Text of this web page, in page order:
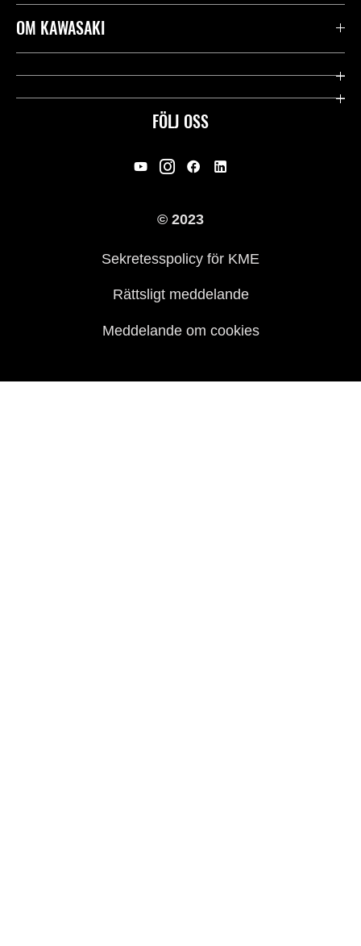
FÖLJ OSS
Kontakta oss
Användbara länkar
Rättsligt & Sekretess
OM KAWASAKI
Företag
© 2023
Sekretesspolicy för KME
Rättsligt meddelande
Meddelande om cookies